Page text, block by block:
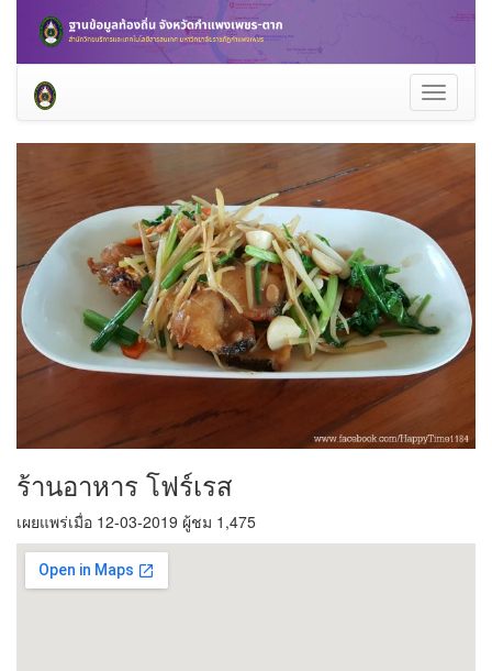
Toggle
ร้านอาหาร โฟร์เรส
เผยแพร่เมื่อ 12-03-2019 ผู้ชม 1,475